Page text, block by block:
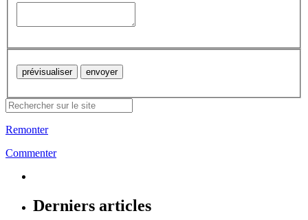
Remonter
Commenter
Derniers articles